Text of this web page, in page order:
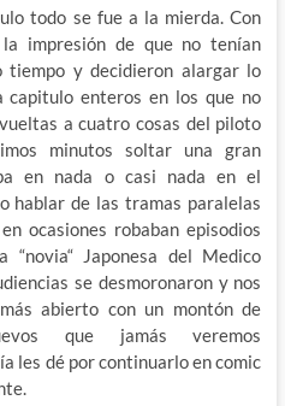
todo se fue a la mierda. Con
impresión de que no tenían
tiempo y decidieron alargar lo
enteros en los que no
a cuatro cosas del piloto
minutos soltar una gran
en nada o casi nada en el
hablar de las tramas paralelas
ocasiones robaban episodios
“novia“ Japonesa del Medico
se desmoronaron y nos
abierto con un montón de
que jamás veremos
les dé por continuarlo en comic